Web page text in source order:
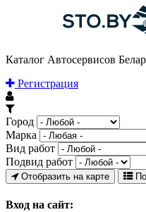
Каталог Автосервисов
Регистрация
Город
Марка
Вид работ
Подвид работ
Отобразить на карте
Вход на сайт: